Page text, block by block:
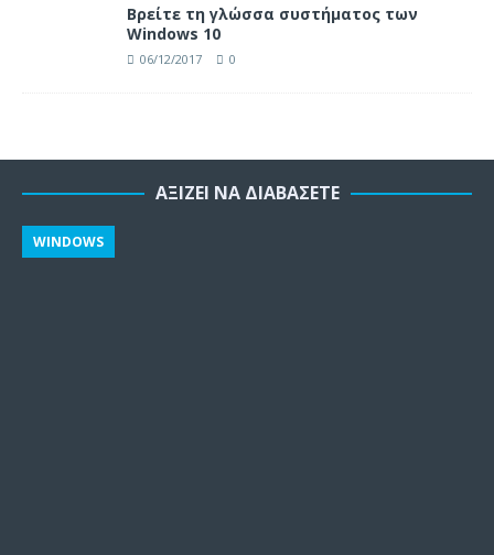
Βρείτε τη γλώσσα συστήματος των
Windows 10
06/12/2017 0
ΑΞΊΖΕΙ ΝΑ ΔΙΑΒΆΣΕΤΕ
WINDOWS